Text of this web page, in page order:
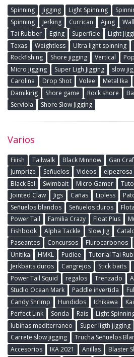
Spinning Jigging Light Spinning
Spinning
Jerking Currican Ajing
Tai Rubber
Eging Superficie Light
Texas
Weightless Ultra light spinning
Rockfishing
Shore jigging Vertical
Micro jigging
Super Ligh Jigging slow
Carolina
Drop Shot Volee Metal Ika
Damikirig
Shore game Rock shore
Serviola
Shore Slow Jigging
Varios
Fiiish Tailwalk Black Minnow Gan
Jumprize
Señuelos Videos elpezrosa
Black Eel
Swimbait Micro Gamer
Jointed Claw
Jigs Cañas Lipless
Señuelos blandos
Señuelos duros
Power Tail
Familia Crazy Float Plus
Fishbook
Alpha Tackle Slow Jig
Paseantes
Concursos Flurocarbonos
Unitika
HMKL Pudlee Tutorial Tai
Jerkbaits duros
Cangrejos Stick baits
Power Tail Squid
regalos Trenzado
Studio Ocean Mark
Paddle invertida
Candy Shrimp
Hundidos Ichikawa
Perfect Link
Sonda Rais Light
lubinas mediterraneo
Super ligth jigging
Carrete slow jigging
Trucha Señuelos
Accesorios
IKA 2021 Anillas Blaster